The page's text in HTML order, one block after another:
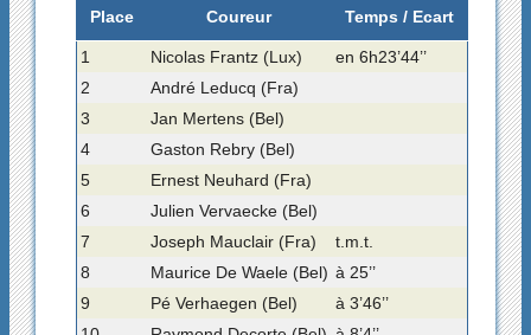
Place Coureur Temps / Ecart
1 Nicolas Frantz (Lux)
en 6h23’44’’
2
André Leducq (Fra)
3
Jan Mertens (Bel)
4
Gaston Rebry (Bel)
5
Ernest Neuhard (Fra)
6
Julien Vervaecke (Bel)
7
Joseph Mauclair (Fra)
t.m.t.
8
Maurice De Waele (Bel) à 25’’
9
Pé Verhaegen (Bel)
à 3’46’’